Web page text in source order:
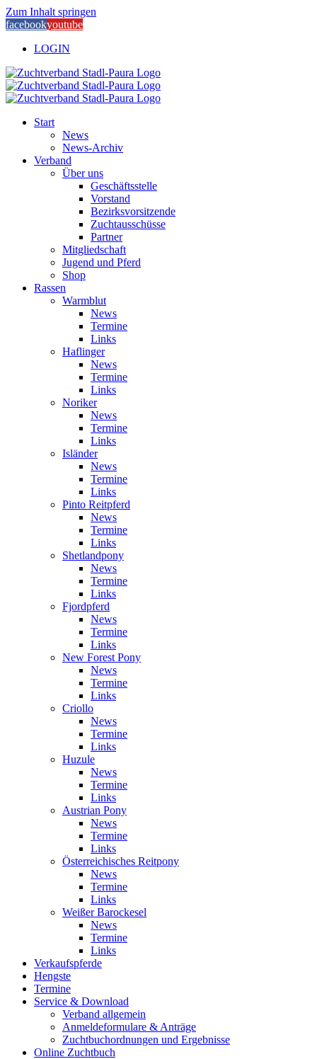
Zum Inhalt springen
facebookyoutube
LOGIN
Start
News
News-Archiv
Verband
Über uns
Geschäftsstelle
Vorstand
Bezirksvorsitzende
Zuchtausschüsse
Partner
Mitgliedschaft
Jugend und Pferd
Shop
Rassen
Warmblut
News
Termine
Links
Haflinger
News
Termine
Links
Noriker
News
Termine
Links
Isländer
News
Termine
Links
Pinto Reitpferd
News
Termine
Links
Shetlandpony
News
Termine
Links
Fjordpferd
News
Termine
Links
New Forest Pony
News
Termine
Links
Criollo
News
Termine
Links
Huzule
News
Termine
Links
Austrian Pony
News
Termine
Links
Österreichisches Reitpony
News
Termine
Links
Weißer Barockesel
News
Termine
Links
Verkaufspferde
Hengste
Termine
Service & Download
Verband allgemein
Anmeldeformulare & Anträge
Zuchtbuchordnungen und Ergebnisse
Online Zuchtbuch